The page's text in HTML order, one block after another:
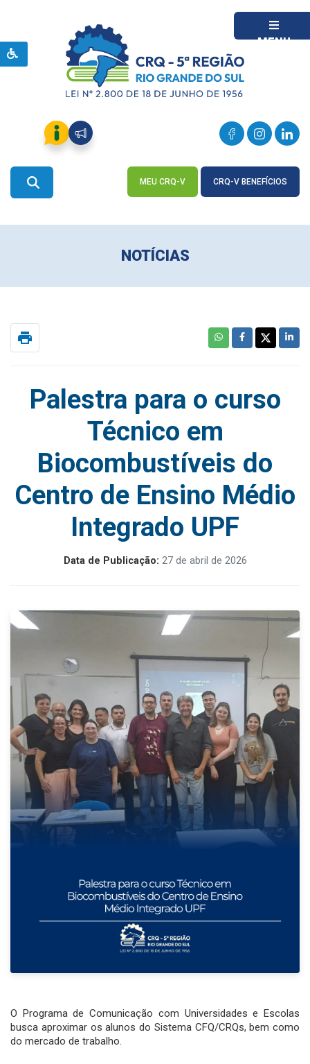
MENU
MEU CRQ-V CRQ-V BENEFÍCIOS
NOTÍCIAS
print
Palestra para o curso
Técnico em
Biocombustíveis do
Centro de Ensino Médio
Integrado UPF
Data de Publicação: 27 de abril de 2026
O Programa de Comunicação com Universidades e Escolas
busca aproximar os alunos do Sistema CFQ/CRQs, bem como
do mercado de trabalho.